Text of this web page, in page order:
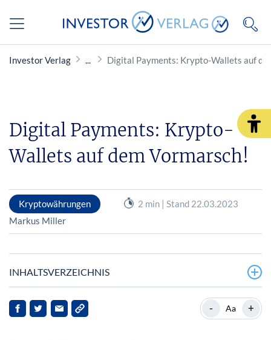
Investor Verlag Digital Payments: Krypto-Wallets auf
Digital Payments: Krypto-
Wallets auf dem Vormarsch!
Kryptowährungen
2 min | Stand 22.03.2023
Markus Miller
INHALTSVERZEICHNIS
- Aa +